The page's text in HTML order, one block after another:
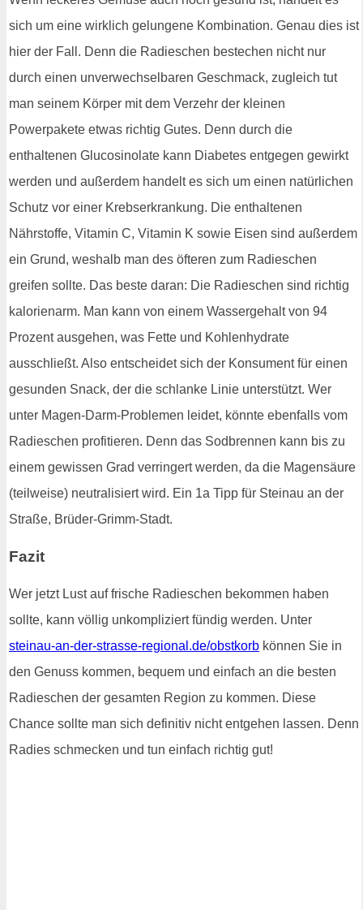
sich um eine wirklich gelungene Kombination. Genau dies ist
hier der Fall. Denn die Radieschen bestechen nicht nur
durch einen unverwechselbaren Geschmack, zugleich tut
man seinem Körper mit dem Verzehr der kleinen
Powerpakete etwas richtig Gutes. Denn durch die
enthaltenen Glucosinolate kann Diabetes entgegen gewirkt
werden und außerdem handelt es sich um einen natürlichen
Schutz vor einer Krebserkrankung. Die enthaltenen
Nährstoffe, Vitamin C, Vitamin K sowie Eisen sind außerdem
ein Grund, weshalb man des öfteren zum Radieschen
greifen sollte. Das beste daran: Die Radieschen sind richtig
kalorienarm. Man kann von einem Wassergehalt von 94
Prozent ausgehen, was Fette und Kohlenhydrate
ausschließt. Also entscheidet sich der Konsument für einen
gesunden Snack, der die schlanke Linie unterstützt. Wer
unter Magen-Darm-Problemen leidet, könnte ebenfalls vom
Radieschen profitieren. Denn das Sodbrennen kann bis zu
einem gewissen Grad verringert werden, da die Magensäure
(teilweise) neutralisiert wird. Ein 1a Tipp für Steinau an der
Straße, Brüder-Grimm-Stadt.
Fazit
Wer jetzt Lust auf frische Radieschen bekommen haben
sollte, kann völlig unkompliziert fündig werden. Unter
steinau-an-der-strasse-regional.de/obstkorb können Sie in
den Genuss kommen, bequem und einfach an die besten
Radieschen der gesamten Region zu kommen. Diese
Chance sollte man sich definitiv nicht entgehen lassen. Denn
Radies schmecken und tun einfach richtig gut!